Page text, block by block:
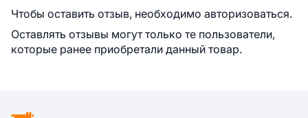
Чтобы оставить отзыв, необходимо авторизоваться.
Оставлять отзывы могут только те пользователи,
которые ранее приобретали данный товар.